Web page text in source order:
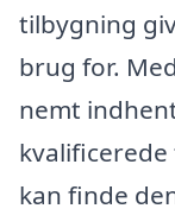
tilbygning
brug for.
nemt
kan finde